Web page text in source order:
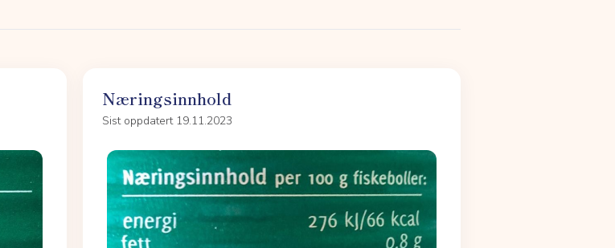
Næringsinnhold
Sist oppdatert 19.11.2023